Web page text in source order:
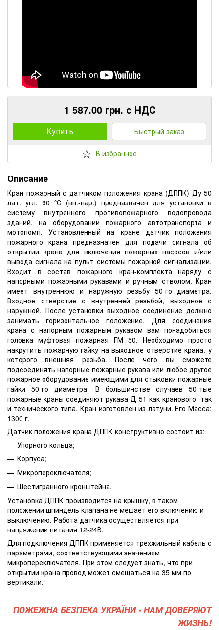
1 587.00 грн. с НДС
Купить Быстрый заказ
В избранное
Описание
Кран пожарный с датчиком положения крана (ДППК) Ду 50
лат. угл. 90 ºС (вн.-нар.) предназначен для установки в
систему внутреннего противопожарного водопровода
зданий, на оборудовании пожарного автотранспорта и
мотопомп. Установленный на кране датчик положения
пожарного крана предназначен для подачи сигнала об
открытии крана для включения пожарных насосов и/или
вывода сигнала на пульт системы пожарной сигнализации.
Входит в состав пожарного кран-комплекта наряду с
напорными пожарными рукавами и ручным стволом. Кран
имеет внутреннюю и наружную резьбу 50-го диаметра.
Входное отверстие с внутренней резьбой, выходное с
наружной. После установки выходное соединение должно
занимать горизонтальное положение. Для соединения
крана с напорным пожарным рукавом вам понадобиться
головка муфтовая пожарная ГМ 50. Необходимо просто
накрутить пожарную гайку на выходное отверстие крана, у
которого внешняя резьба. После чего вы сможете
подсоединять напорные пожарные рукава или любое другое
пожарное оборудование имеющими для стыковки пожарные
гайки 50-го диаметра. В большинстве случаев 50-тые
пожарные краны соединяют рукава Д-51 как кранового, так
и технического типа. Кран изготовлен из латуни. Его Масса:
1300 г.
Датчик положения крана ДППК конструктивно состоит из:
Упорного кольца;
Корпуса;
Микропереключателя;
Шестигранного кронштейна.
Установка ДППК производится на крышку, в таком
положении шпиндель клапана не мешает его включению и
выключению. Работа датчика осуществляется при
напряжении питания 12-24В.
Для подключения ДППК применяется трехжильный кабель с
параметрами, соответствующими значениям
микропереключателя. При этом следует знать, что при
открытии крана провод может смещаться на 35 мм по
вертикали.
ПОЖЕЖНА БЕЗПЕКА УКРАЇНИ - НАМ ДОВЕРЯЮТ
ЖИЗНЬ!